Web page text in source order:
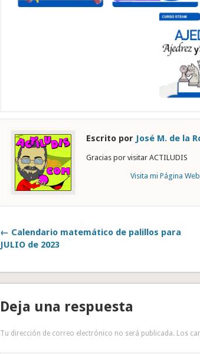
Escrito por José M. de la
Gracias por visitar ACTILUDIS
Visita mi Página Web
← Calendario matemático de palillos para
JULIO de 2023
Deja una respuesta
Tu dirección de correo electrónico no será publicada. Los